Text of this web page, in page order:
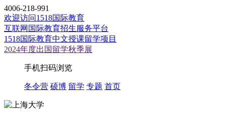
4006-218-991
欢迎访问1518国际教育
互联网国际教育招生服务平台
1518国际教育中文授课留学项目
2024年度出国留学秋季展
手机扫码浏览
冬令营 硕博 留学 专题 首页